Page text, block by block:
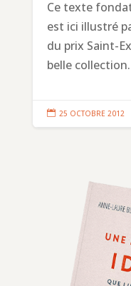
Ce texte
est ici illustré
du prix Saint-
belle collection.
 25 OCTOBRE 2012